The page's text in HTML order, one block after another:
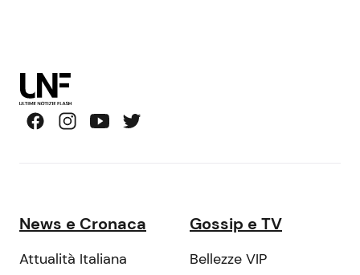
News e Cronaca
Attualità Italiana
Gossip e TV
Bellezze VIP